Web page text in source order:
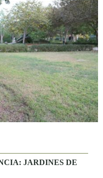
JARDINES DE